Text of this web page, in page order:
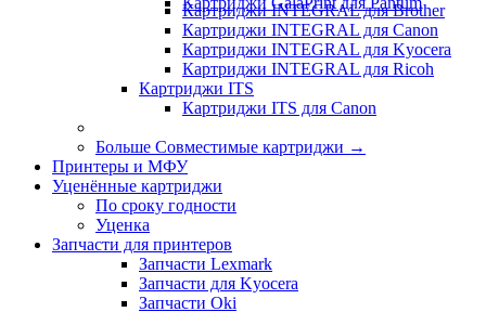
Картриджи INTEGRAL для Brother
Картриджи INTEGRAL для Canon
Картриджи INTEGRAL для Kyocera
Картриджи INTEGRAL для Ricoh
Картриджи ITS
Картриджи ITS для Canon
Больше Совместимые картриджи →
Принтеры и МФУ
Уценённые картриджи
По сроку годности
Уценка
Запчасти для принтеров
Запчасти Lexmark
Запчасти для Kyocera
Запчасти Oki